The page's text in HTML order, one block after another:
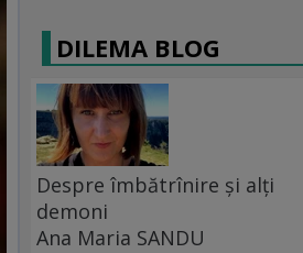
DILEMA BLOG
Despre îmbătrînire și alți
demoni
Ana Maria SANDU